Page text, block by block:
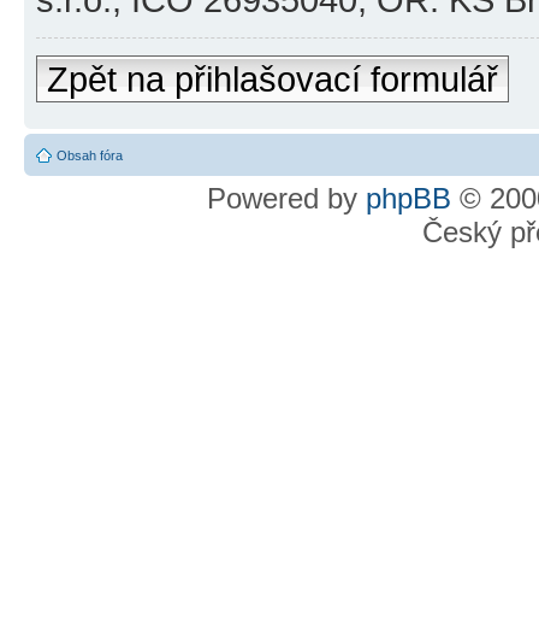
Zpět na přihlašovací formulář
Obsah fóra
Powered by phpBB ©
Český